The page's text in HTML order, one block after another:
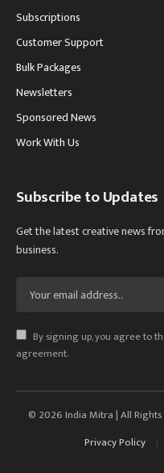
Subscriptions
Customer Support
Bulk Packages
Newsletters
Sponsored News
Work With Us
Subscribe to Updates
Get the latest creative news
business.
By signing up, you agree to
agreement.
© 2026 India Mitra | All
Privacy Policy